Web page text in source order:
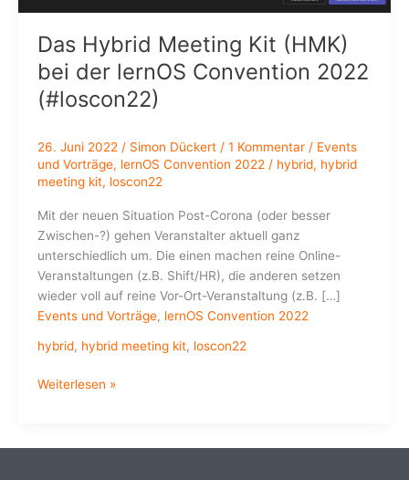
Das Hybrid Meeting Kit (HMK)
bei der lernOS Convention 2022
(#loscon22)
26. Juni 2022 / Simon Dückert / 1 Kommentar / Events
und Vorträge, lernOS Convention 2022 / hybrid, hybrid
meeting kit, loscon22
Mit der neuen Situation Post-Corona (oder besser
Zwischen-?) gehen Veranstalter aktuell ganz
unterschiedlich um. Die einen machen reine Online-
Veranstaltungen (z.B. Shift/HR), die anderen setzen
wieder voll auf reine Vor-Ort-Veranstaltung (z.B. […]
Events und Vorträge, lernOS Convention 2022
hybrid, hybrid meeting kit, loscon22
Das
Weiterlesen »